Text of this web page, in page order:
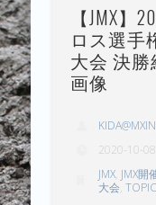
【JMX】
ロス選手
大会 決
画像
2020-10-08
JMX, JMX開
大会,